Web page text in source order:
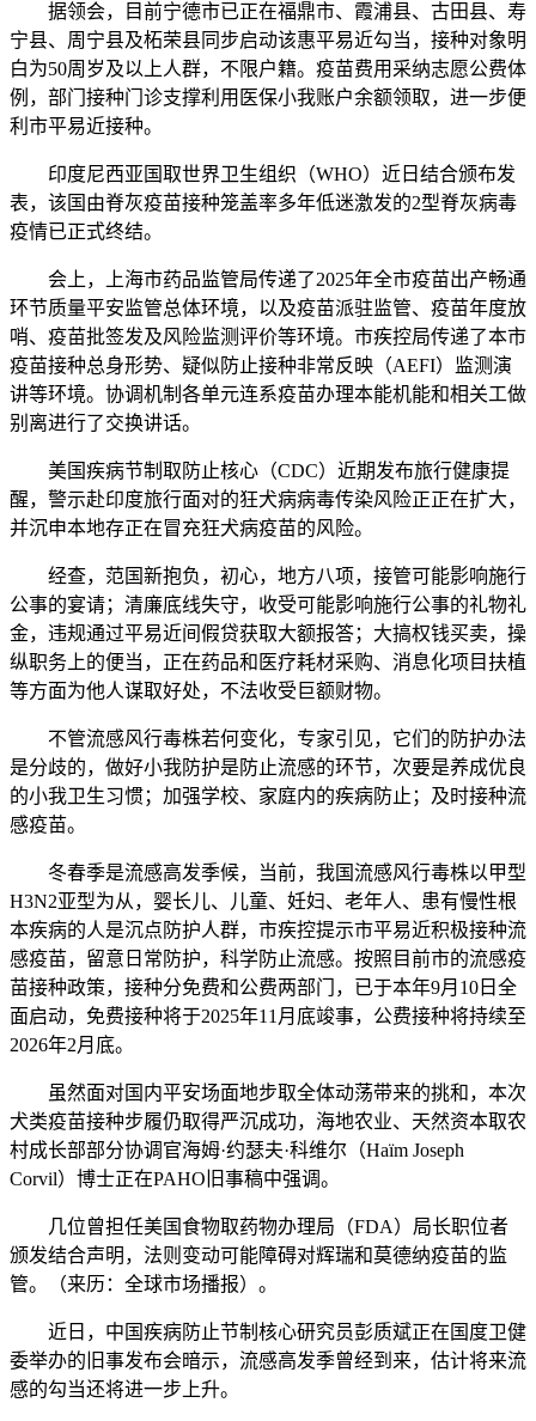
据领会，目前宁德市已正在福鼎市、霞浦县、古田县、寿
宁县、周宁县及柘荣县同步启动该惠平易近勾当，接种对象明
白为50周岁及以上人群，不限户籍。疫苗费用采纳志愿公费体
例，部门接种门诊支撑利用医保小我账户余额领取，进一步便
利市平易近接种。
印度尼西亚国取世界卫生组织（WHO）近日结合颁布发
表，该国由脊灰疫苗接种笼盖率多年低迷激发的2型脊灰病毒
疫情已正式终结。
会上，上海市药品监管局传递了2025年全市疫苗出产畅通
环节质量平安监管总体环境，以及疫苗派驻监管、疫苗年度放
哨、疫苗批签发及风险监测评价等环境。市疾控局传递了本市
疫苗接种总身形势、疑似防止接种非常反映（AEFI）监测演
讲等环境。协调机制各单元连系疫苗办理本能机能和相关工做
别离进行了交换讲话。
美国疾病节制取防止核心（CDC）近期发布旅行健康提
醒，警示赴印度旅行面对的狂犬病病毒传染风险正正在扩大，
并沉申本地存正在冒充狂犬病疫苗的风险。
经查，范国新抱负，初心，地方八项，接管可能影响施行
公事的宴请；清廉底线失守，收受可能影响施行公事的礼物礼
金，违规通过平易近间假贷获取大额报答；大搞权钱买卖，操
纵职务上的便当，正在药品和医疗耗材采购、消息化项目扶植
等方面为他人谋取好处，不法收受巨额财物。
不管流感风行毒株若何变化，专家引见，它们的防护办法
是分歧的，做好小我防护是防止流感的环节，次要是养成优良
的小我卫生习惯；加强学校、家庭内的疾病防止；及时接种流
感疫苗。
冬春季是流感高发季候，当前，我国流感风行毒株以甲型
H3N2亚型为从，婴长儿、儿童、妊妇、老年人、患有慢性根
本疾病的人是沉点防护人群，市疾控提示市平易近积极接种流
感疫苗，留意日常防护，科学防止流感。按照目前市的流感疫
苗接种政策，接种分免费和公费两部门，已于本年9月10日全
面启动，免费接种将于2025年11月底竣事，公费接种将持续至
2026年2月底。
虽然面对国内平安场面地步取全体动荡带来的挑和，本次
犬类疫苗接种步履仍取得严沉成功，海地农业、天然资本取农
村成长部部分协调官海姆·约瑟夫·科维尔（Haïm Joseph
Corvil）博士正在PAHO旧事稿中强调。
几位曾担任美国食物取药物办理局（FDA）局长职位者
颁发结合声明，法则变动可能障碍对辉瑞和莫德纳疫苗的监
管。（来历：全球市场播报）。
近日，中国疾病防止节制核心研究员彭质斌正在国度卫健
委举办的旧事发布会暗示，流感高发季曾经到来，估计将来流
感的勾当还将进一步上升。